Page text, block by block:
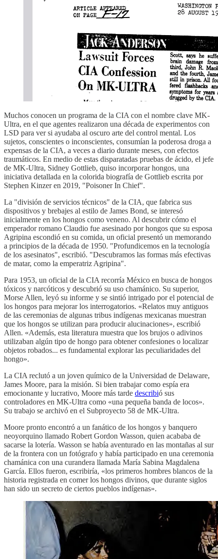
Muchos conocen un programa de la CIA con el nombre clave MK-
Ultra, en el que agentes realizaron una década de experimentos con
LSD para ver si ayudaba al oscuro arte del control mental. Los
sujetos, conscientes o inconscientes, consumían la poderosa droga a
expensas de la CIA, a veces a diario durante meses, con efectos
traumáticos. En medio de estas disparatadas pruebas de ácido, el jefe
de MK-Ultra, Sidney Gottlieb, quiso incorporar hongos, una
iniciativa detallada en la colorida biografía de Gottlieb escrita por
Stephen Kinzer en 2019, "Poisoner In Chief".
La "división de servicios técnicos" de la CIA, que fabrica sus
dispositivos y brebajes al estilo de James Bond, se interesó
inicialmente en los hongos como veneno. Al descubrir cómo el
emperador romano Claudio fue asesinado por hongos que su esposa
Agripina escondió en su comida, un oficial presentó un memorando
a principios de la década de 1950. "Profundicemos en la tecnología
de los asesinatos", escribió. "Descubramos las formas más efectivas
de matar, como la emperatriz Agripina".
Para 1953, un oficial de la CIA recorría México en busca de hongos
tóxicos y narcóticos y descubrió su uso chamánico. Su superior,
Morse Allen, leyó su informe y se sintió intrigado por el potencial de
los hongos para mejorar los interrogatorios. «Relatos muy antiguos
de las ceremonias de algunas tribus indígenas mexicanas muestran
que los hongos se utilizan para producir alucinaciones», escribió
Allen. «Además, esta literatura muestra que los brujos o adivinos
utilizaban algún tipo de hongo para obtener confesiones o localizar
objetos robados... es fundamental explorar las peculiaridades del
hongo».
La CIA reclutó a un joven químico de la Universidad de Delaware,
James Moore, para la misión. Si bien trabajar como espía era
emocionante y lucrativo, Moore más tarde describió sus
controladores en MK-Ultra como «una pequeña banda de locos».
Su trabajo se archivó en el Subproyecto 58 de MK-Ultra.
Moore pronto encontró a un fanático de los hongos y banquero
neoyorquino llamado Robert Gordon Wasson, quien acababa de
sacarse la lotería. Wasson se había aventurado en las montañas al sur
de la frontera con un fotógrafo y había participado en una ceremonia
chamánica con una curandera llamada María Sabina Magdalena
García. Ellos fueron, escribiría, «los primeros hombres blancos de la
historia registrada en comer los hongos divinos, que durante siglos
han sido un secreto de ciertos pueblos indígenas».